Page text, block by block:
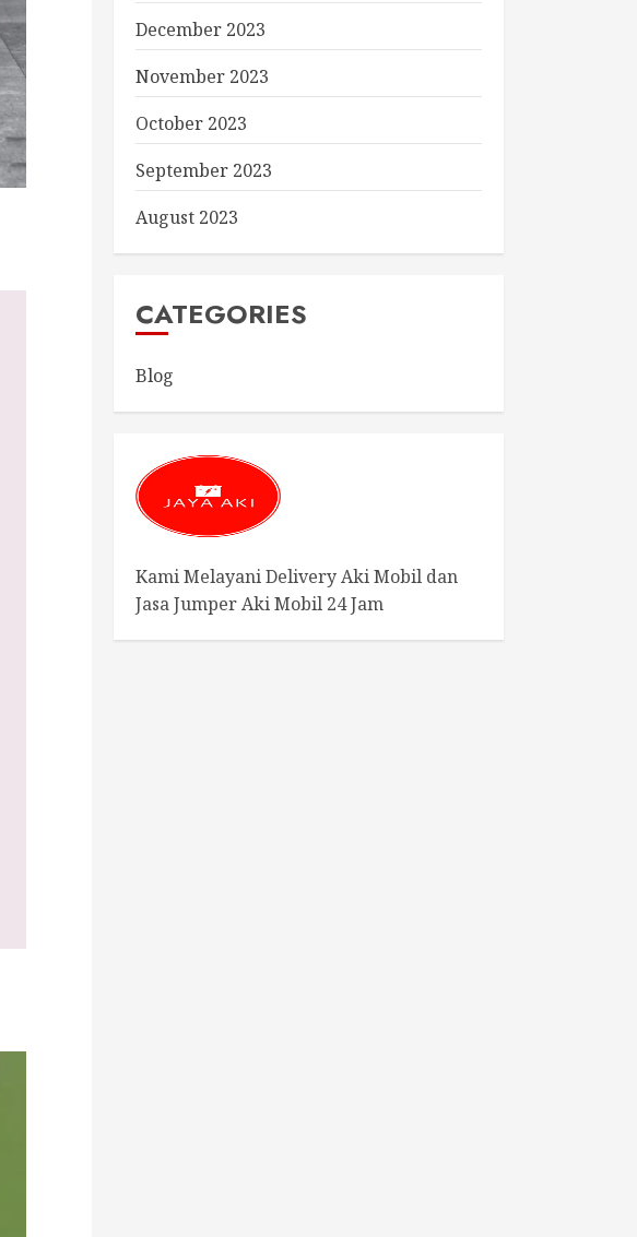
December 2023
November 2023
October 2023
September 2023
August 2023
CATEGORIES
Blog
Kami Melayani Delivery Aki Mobil dan
Jasa Jumper Aki Mobil 24 Jam